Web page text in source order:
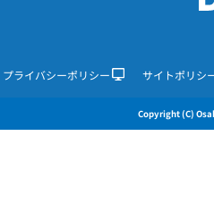
プライバシーポリシー サイトポリシ
Copyright (C)